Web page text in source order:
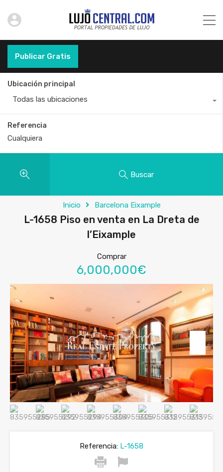
Publicar Gratis
Ubicación principal
Todas las ubicaciones
Referencia
Buscar
Inicio Barcelona Eixample
L-1658 Piso en venta en La Dreta de
l’Eixample
Comprar
6,000,000€
Referencia: L-1658